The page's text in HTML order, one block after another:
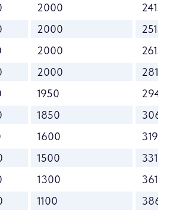
2000
2415
2000
2515
2000
2615
2000
2815
1950
2940
1850
3065
1600
3190
1500
3315
1300
3615
1100 3865